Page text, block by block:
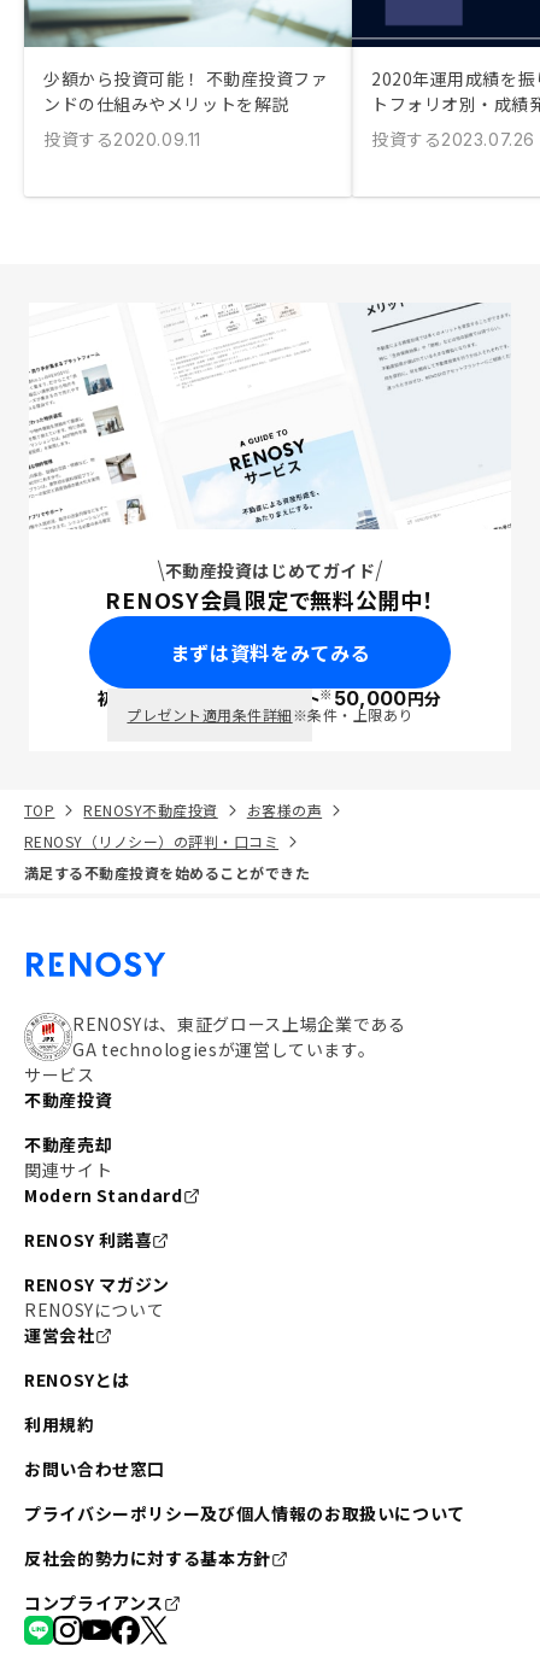
少額から投資可能！ 不動産投資ファ
ンドの仕組みやメリットを解説
投資する2020.09.11
2020年運用成績を
トフォリオ別・成績
投資する2023.07.26
不動産投資はじめてガイド
RENOSY会員限定で無料公開中！
まずは資料をみてみる
初回面談で ポイント※50,000円分
プレゼント適用条件詳細※条件・上限あり
TOP RENOSY不動産投資
お客様の声
RENOSY（リノシー）の評判・口コミ
満足する不動産投資を始めることができた
RENOSYは、東証グロース上場企業である
GA technologiesが運営しています。
サービス
不動産投資
不動産売却
関連サイト
Modern Standard
RENOSY 利諾喜
RENOSY マガジン
RENOSYについて
運営会社
RENOSYとは
利用規約
お問い合わせ窓口
プライバシーポリシー及び個人情報のお取扱いについて
反社会的勢力に対する基本方針
コンプライアンス